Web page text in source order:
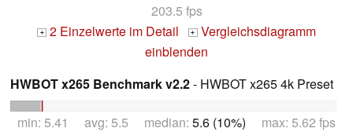
203.5 fps
+ 2 Einzelwerte im Detail + Vergleichsdiagramm
einblenden
HWBOT x265 Benchmark v2.2- HWBOT x265 4k Preset
min: 5.41 avg: 5.5 median: 5.6 (10%) max: 5.62 fps